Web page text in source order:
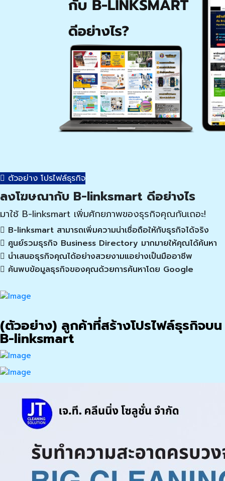
ตัวอย่าง โปรไฟล์ธุรกิจ
ลงโฆษณากับ B-linksmart ดีอย่างไร
มาใช้ B-linksmart เพิ่มศักยภาพของธุรกิจคุณกันเถอะ!
B-linksmart สามารถเพิ่มความน่าเชื่อถือให้กับธุรกิจได้จริง
ศูนย์รวมธุรกิจ Business Directory มากมายให้คุณได้ค้นหา
นำเสนอธุรกิจคุณได้อย่างสวยงามแอย่างเป็นมืออาชีพ
ค้นพบข้อมูลธุรกิจของคุณด้วยการค้นหาโดย Google
(ตัวอย่าง) ลูกค้าที่สร้างโปรไฟล์ธุรกิจบน
B-linksmart